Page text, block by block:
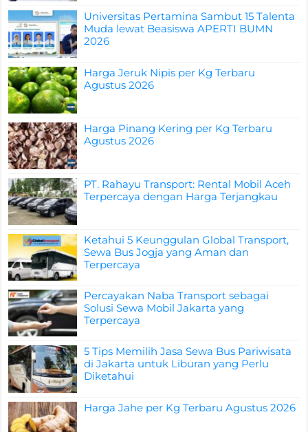
Universitas Pertamina Sambut 15 Talenta
Muda lewat Beasiswa APERTI BUMN
2026
Harga Jeruk Nipis per Kg Terbaru
Agustus 2026
Harga Pinang Kering per Kg Terbaru
Agustus 2026
PT. Rahayu Transport: Rental Mobil Aceh
Terpercaya dengan Harga Terjangkau
Ketahui 5 Keunggulan Global Transport,
Sewa Bus Jogja yang Aman dan
Terpercaya
Percayakan Naba Transport sebagai
Solusi Sewa Mobil Jakarta yang
Terpercaya
5 Tips Memilih Jasa Sewa Bus Pariwisata
di Jakarta untuk Liburan yang Perlu
Diketahui
Harga Jahe per Kg Terbaru Agustus 2026